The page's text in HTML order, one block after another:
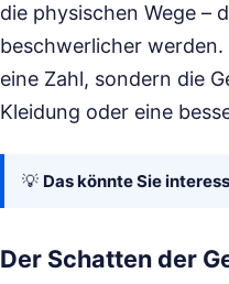
die physischen Wege –
beschwerlicher
eine Zahl, sondern die
Kleidung oder eine
💡 Das könnte Sie
Der Schatten der